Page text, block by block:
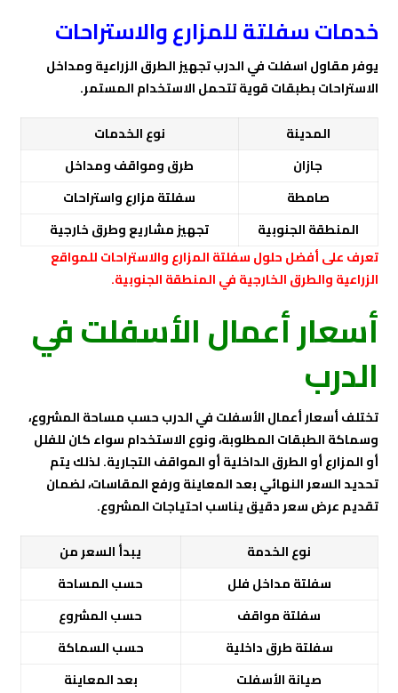
خدمات سفلتة للمزارع والاستراحات
يوفر مقاول اسفلت في الدرب تجهيز الطرق الزراعية ومداخل
الاستراحات بطبقات قوية تتحمل الاستخدام المستمر.
المدينة
نوع الخدمات
جازان
طرق ومواقف ومداخل
صامطة
سفلتة مزارع واستراحات
المنطقة الجنوبية
تجهيز مشاريع وطرق خارجية
تعرف على أفضل حلولسفلتة المزارع والاستراحاتللمواقع
الزراعية والطرق الخارجية في المنطقة الجنوبية.
أسعار أعمال الأسفلت في
الدرب
تختلف أسعار أعمال الأسفلت في الدرب حسب مساحة المشروع،
وسماكة الطبقات المطلوبة، ونوع الاستخدام سواء كان للفلل
أو المزارع أو الطرق الداخلية أو المواقف التجارية. لذلك يتم
تحديد السعر النهائي بعد المعاينة ورفع المقاسات، لضمان
تقديم عرض سعر دقيق يناسب احتياجات المشروع.
نوع الخدمة
يبدأ السعر من
سفلتة مداخل فلل
حسب المساحة
سفلتة مواقف
حسب المشروع
سفلتة طرق داخلية
حسب السماكة
صيانة الأسفلت
بعد المعاينة